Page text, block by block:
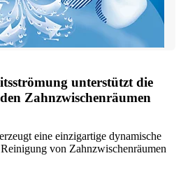
unterstützt die
Zahnzwischenräumen
eine einzigartige dynamische
von Zahnzwischenräumen